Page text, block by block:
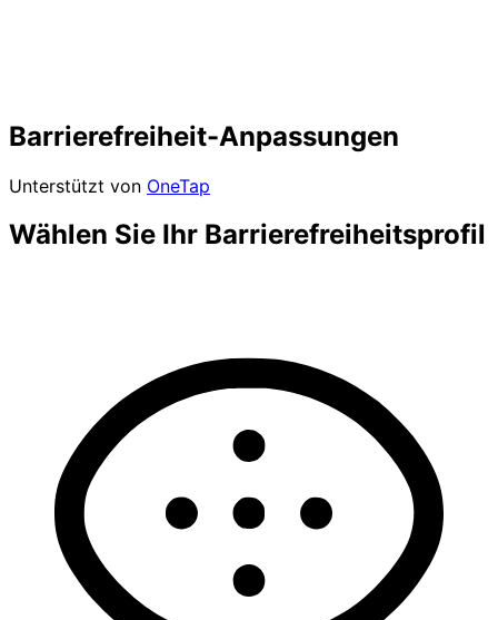
Barrierefreiheit-Anpassungen
Unterstützt von OneTap
Wählen Sie Ihr Barrierefreiheitsprofil